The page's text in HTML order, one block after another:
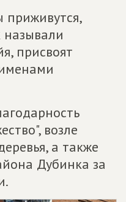
приживутся,
называли
присвоят
возле
а также
Дубинка за